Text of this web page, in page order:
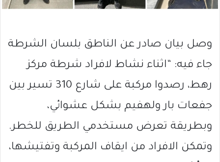
وصل بيان صادر عن الناطق بلسان الشرطة
جاء فيه: “اثناء نشاط لافراد شرطة مركز
رهط، رصدوا مركبة على شارع 310 تسير بين
جفعات بار ولهفيم بشكل عشوائي،
وبطريقة تعرض مستخدمي الطريق للخطر.
وتمكن الافراد من ايقاف المركبة وتفتيشها،